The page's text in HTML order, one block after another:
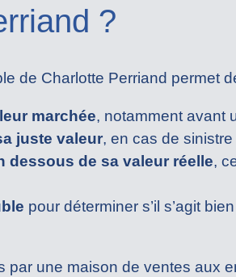
?
de Charlotte Perriand permet
marchée, notamment avant
juste valeur, en cas de
dessous de sa valeur réelle,
pour déterminer s’il s’agit
par une maison de ventes aux